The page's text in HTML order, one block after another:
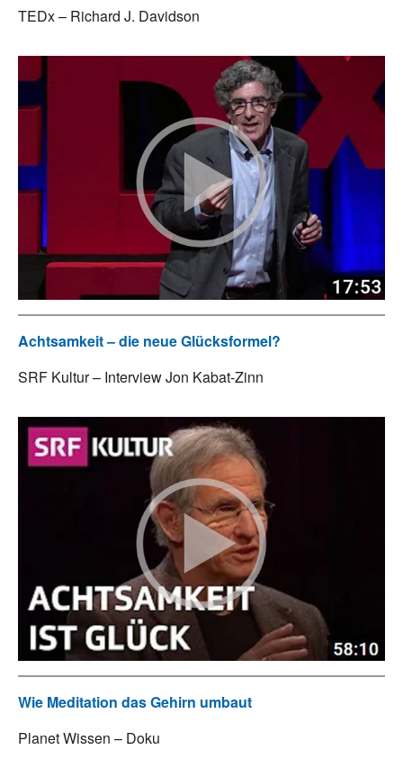
TEDx – Richard J. Davidson
Achtsamkeit – die neue Glücksformel?
SRF Kultur – Interview Jon Kabat-Zinn
Wie Meditation das Gehirn umbaut
Planet Wissen – Doku